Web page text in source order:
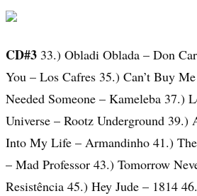
CD#3 33.) Obladi Oblada – Don
You – Los Cafres 35.) Can’t Buy
Needed Someone – Kameleba 37.)
Universe – Rootz Underground
Into My Life – Armandinho 41.)
– Mad Professor 43.) Tomorrow
Resistência 45.) Hey Jude – 1814